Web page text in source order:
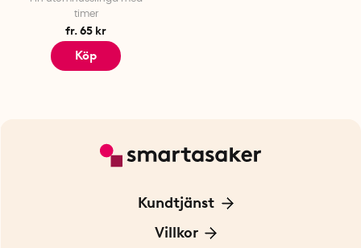
timer
fr. 65 kr
Köp
Kundtjänst
Kontakta oss
Villkor